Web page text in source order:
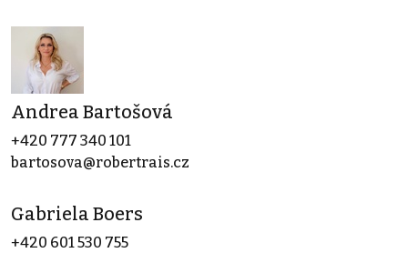
Andrea Bartošová
+420 777 340 101
bartosova@robertrais.cz
Gabriela Boers
+420 601 530 755